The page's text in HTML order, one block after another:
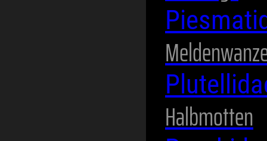
Halbmotten